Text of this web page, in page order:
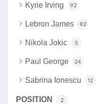
Kyrie Irving 92
Lebron James 82
Nikola Jokic 5
Paul George 24
Sabrina Ionescu 12
POSITION 2